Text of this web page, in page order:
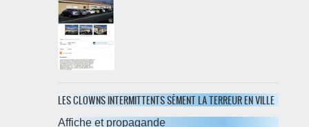
LES CLOWNS INTERMITTENTS SÉMENT LA TERREUR EN VILLE
Affiche et propagande